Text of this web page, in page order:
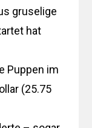
gruselige
hat
Puppen im
(25.75